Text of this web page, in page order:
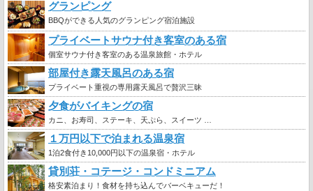
グランピング
BBQができる人気のグランピング宿泊施設
プライベートサウナ付き客室のある宿
個室サウナ付き客室のある温泉旅館・ホテル
部屋付き露天風呂のある宿
プライベート重視の専用露天風呂で贅沢三昧
夕食がバイキングの宿
カニ、お寿司、ステーキ、天ぷら、スイーツ …
１万円以下で泊まれる温泉宿
1泊2食付き10,000円以下の温泉宿・ホテル
貸別荘・コテージ・コンドミニアム
格安素泊まり！食材を持ち込んでバーベキューだ！